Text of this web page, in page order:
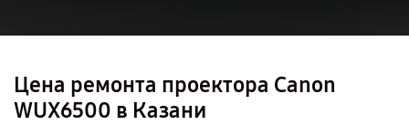
Цена ремонта проектора Canon
WUX6500 в Казани